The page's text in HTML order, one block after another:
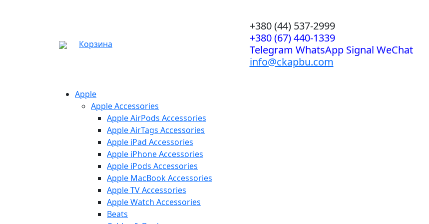
Корзина
+380 (44) 537-2999
+380 (67) 440-1339
Telegram WhatsApp Signal WeChat
info@ckapbu.com
Apple
Apple Accessories
Apple AirPods Accessories
Apple AirTags Accessories
Apple iPad Accessories
Apple iPhone Accessories
Apple iPods Accessories
Apple MacBook Accessories
Apple TV Accessories
Apple Watch Accessories
Beats